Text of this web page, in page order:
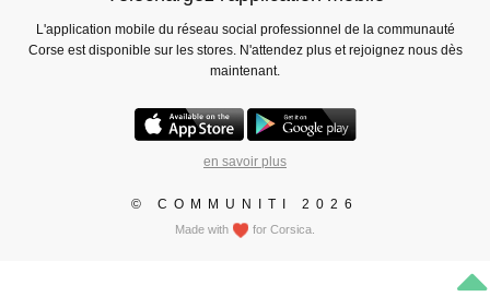
L'application mobile du réseau social professionnel de la communauté
Corse est disponible sur les stores. N'attendez plus et rejoignez nous dès
maintenant.
en savoir plus
© COMMUNITI 2026
Made with for Corsica.